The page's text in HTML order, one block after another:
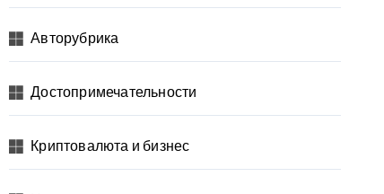
Авторубрика
Достопримечательности
Криптовалюта и бизнес